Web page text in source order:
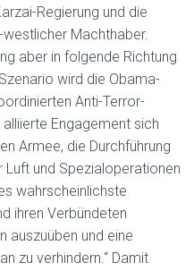
Regierung und die
westlicher Machthaber.
aber in folgende Richtung
wird die Obama-
Anti-Terror-
Engagement sich
Armee, die Durchführung
und Spezialoperationen
wahrscheinlichste
ihren Verbündeten
auszuüben und eine
zu verhindern.“ Damit